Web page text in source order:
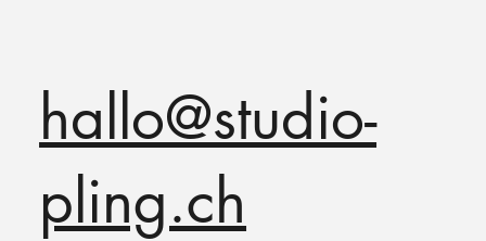
hallo@studio-
pling.ch